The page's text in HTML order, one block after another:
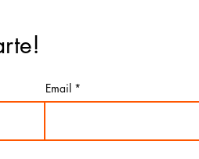
Email